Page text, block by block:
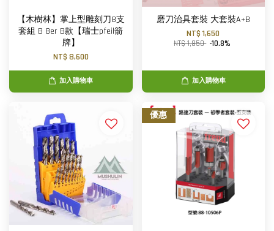
【木樹林】掌上型雕刻刀8支
套組 B 8er B款【瑞士pfeil箭
牌】
NT$ 8,600
加入購物車
磨刀治具套裝 大套裝A+B
NT$ 1,650
NT$ 1,850 -10.8%
加入購物車
優惠